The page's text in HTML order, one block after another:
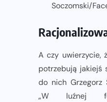
Soczomski/
A czy uwierzycie,
potrzebują jakiejś
do nich Grzegorz
„W luźnej